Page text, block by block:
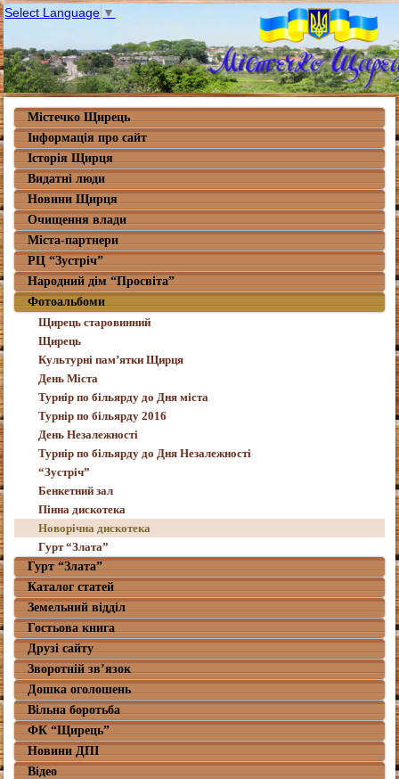
Select Language ▼
Містечко Щирець
Інформація про сайт
Історія Щирця
Видатні люди
Новини Щирця
Очищення влади
Міста-партнери
РЦ “Зустріч”
Народний дім “Просвіта”
Фотоальбоми
Щирець старовинний
Щирець
Культурні пам’ятки Щирця
День Міста
Турнір по більярду до Дня міста
Турнір по більярду 2016
День Незалежності
Турнір по більярду до Дня Незалежності
“Зустріч”
Бенкетний зал
Пінна дискотека
Новорічна дискотека
Гурт “Злата”
Гурт “Злата”
Каталог статей
Земельний відділ
Гостьова книга
Друзі сайту
Зворотній зв’язок
Дошка оголошень
Вільна боротьба
ФК “Щирець”
Новини ДПІ
Відео